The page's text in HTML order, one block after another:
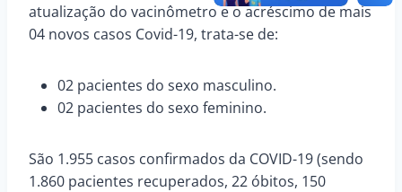
atualização do vacinômetro e o acréscimo de mais
04 novos casos Covid-19, trata-se de:
02 pacientes do sexo masculino.
02 pacientes do sexo feminino.
São 1.955 casos confirmados da COVID-19 (sendo
1.860 pacientes recuperados, 22 óbitos, 150